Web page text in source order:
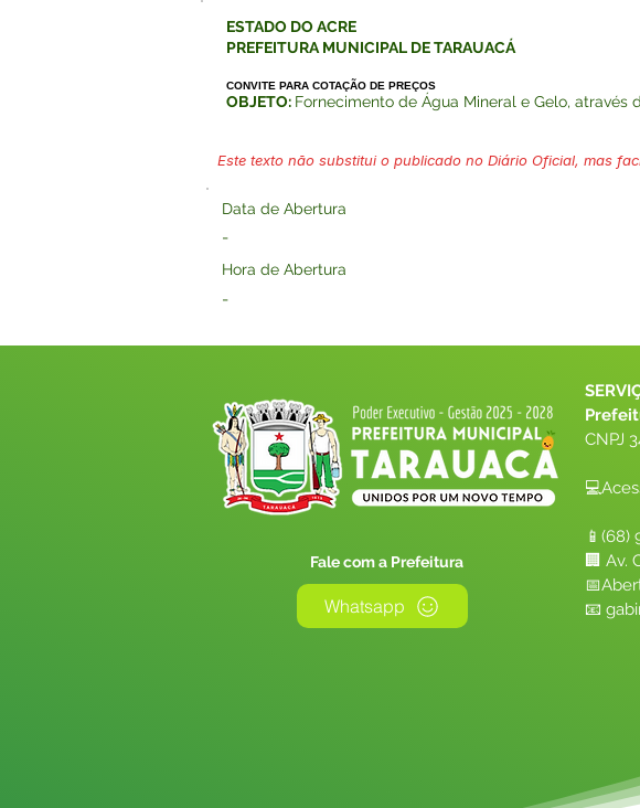
ESTADO DO ACRE
PREFEITURA MUNICIPAL DE TARAUACÁ
CONVITE PARA COTAÇÃO DE PREÇOS
OBJETO: Fornecimento de Água Mineral e Gelo, através
Este texto não substitui o publicado no Diário Oficial, mas
Data de Abertura
-
Hora de Abertura
-
Fale com a Prefeitura
Whatsapp
CNPJ
📱(68)
🏢 Av.
📧